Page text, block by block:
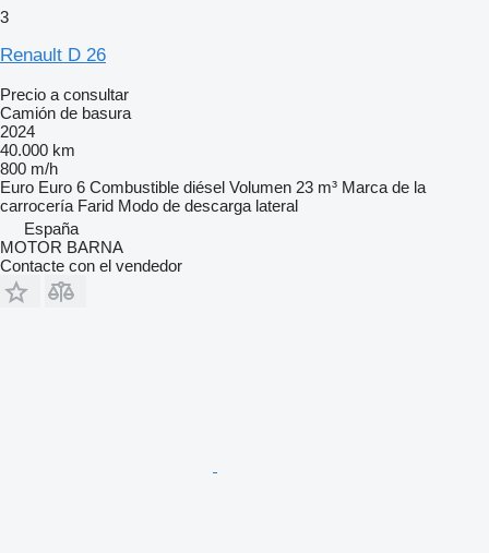
3
Renault D 26
Precio a consultar
Camión de basura
2024
40.000 km
800 m/h
Euro Euro 6 Combustible diésel Volumen 23 m³ Marca de la
carrocería Farid Modo de descarga lateral
España
MOTOR BARNA
Contacte con el vendedor